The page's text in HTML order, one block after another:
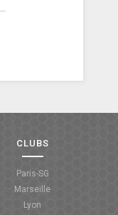
CLUBS
Paris-SG
Marseille
Lyon